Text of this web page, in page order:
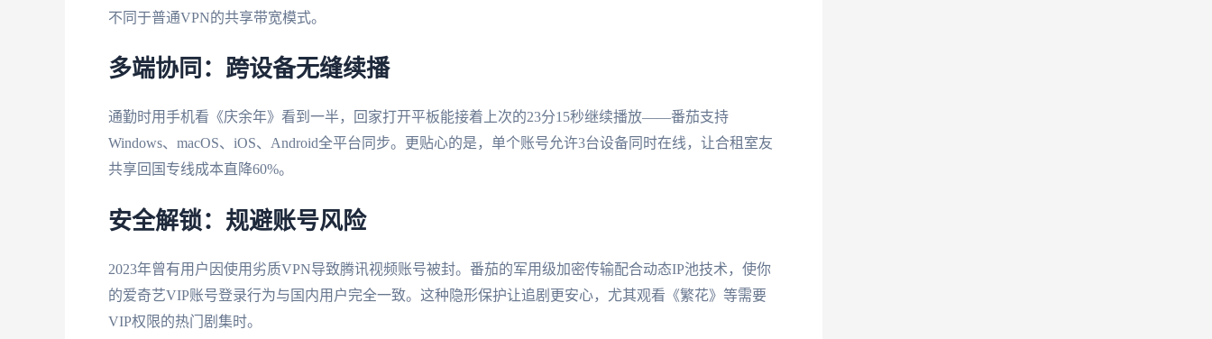
不同于普通VPN的共享带宽模式。
多端协同：跨设备无缝续播
通勤时用手机看《庆余年》看到一半，回家打开平板能接着上次的23分15秒继续播放——番茄支持
Windows、macOS、iOS、Android全平台同步。更贴心的是，单个账号允许3台设备同时在线，让合租室友
共享回国专线成本直降60%。
安全解锁：规避账号风险
2023年曾有用户因使用劣质VPN导致腾讯视频账号被封。番茄的军用级加密传输配合动态IP池技术，使你
的爱奇艺VIP账号登录行为与国内用户完全一致。这种隐形保护让追剧更安心，尤其观看《繁花》等需要
VIP权限的热门剧集时。